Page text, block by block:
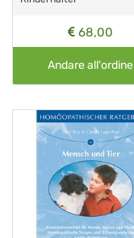
68,00
Andare all'ordine